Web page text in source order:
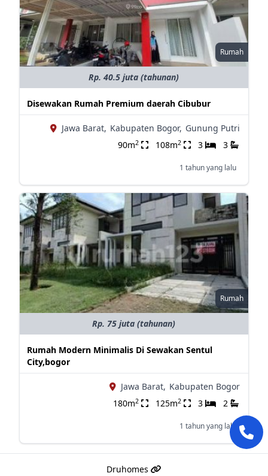
Rumah
Rp. 40.5 juta (tahunan)
Disewakan Rumah Premium daerah Cibubur
Jawa Barat, Kabupaten Bogor, Gunung Putri
90m2 108m2 3 3
1 tahun yang lalu
Rumah
Rp. 75 juta (tahunan)
Rumah Modern Minimalis Di Sewakan Sentul
City,bogor
Jawa Barat, Kabupaten Bogor
180m2 125m2 3 2
1 tahun yang lalu
Druhomes